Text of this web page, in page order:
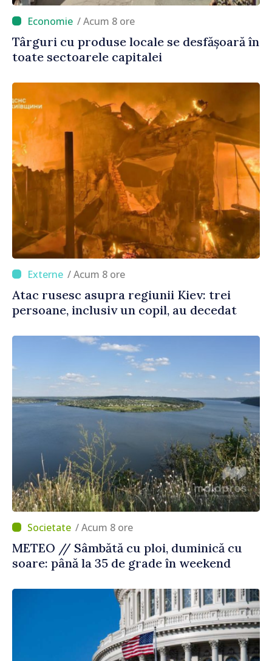
/ Acum 8 ore
Târguri cu produse locale se desfășoară în
toate sectoarele capitalei
/ Acum 8 ore
Atac rusesc asupra regiunii Kiev: trei
persoane, inclusiv un copil, au decedat
/ Acum 8 ore
METEO // Sâmbătă cu ploi, duminică cu
soare: până la 35 de grade în weekend